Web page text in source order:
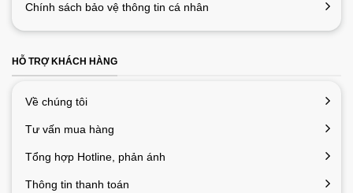
Chính sách bảo vệ thông tin cá nhân
HỖ TRỢ KHÁCH HÀNG
Về chúng tôi
Tư vấn mua hàng
Tổng hợp Hotline, phản ánh
Thông tin thanh toán